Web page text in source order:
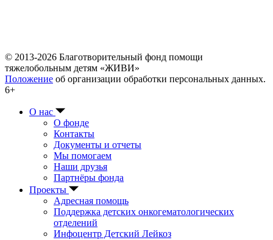
© 2013-2026 Благотворительный фонд помощи
тяжелобольным детям «ЖИВИ»
Положение об организации обработки персональных данных.
6+
О нас
О фонде
Контакты
Документы и отчеты
Мы помогаем
Наши друзья
Партнёры фонда
Проекты
Адресная помощь
Поддержка детских онкогематологических
отделений
Инфоцентр Детский Лейкоз